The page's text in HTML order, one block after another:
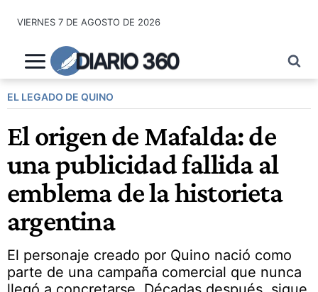
contenido
VIERNES 7 DE AGOSTO DE 2026
DIARIO 360
EL LEGADO DE QUINO
El origen de Mafalda: de
una publicidad fallida al
emblema de la historieta
argentina
El personaje creado por Quino nació como
parte de una campaña comercial que nunca